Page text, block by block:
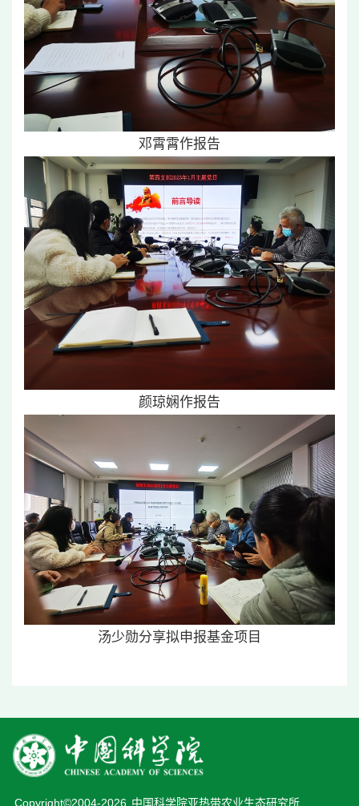
邓霄霄作报告
颜琼娴作报告
汤少勋分享拟申报基金项目
Copyright©2004-2026 中国科学院亚热带农业生态研究所